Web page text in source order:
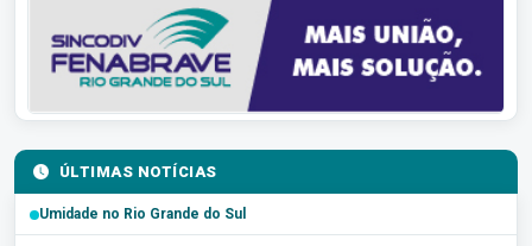
ÚLTIMAS NOTÍCIAS
Umidade no Rio Grande do Sul